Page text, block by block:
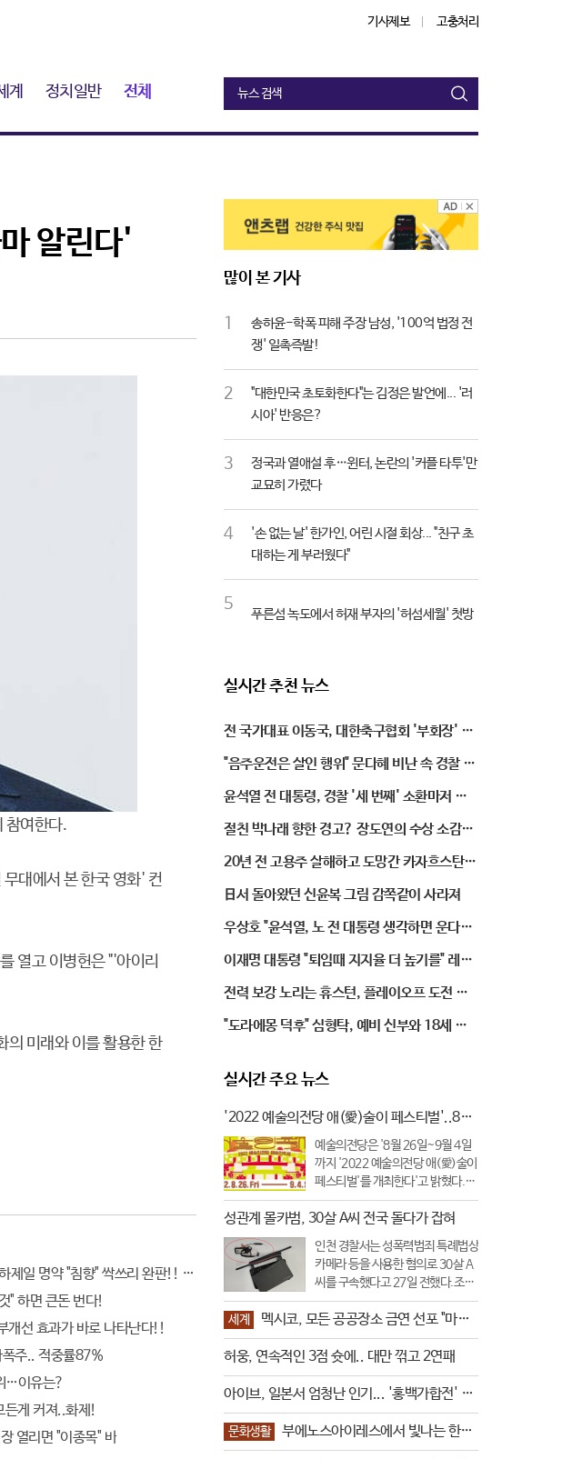
기사제보 고충처리
검
계 정치일반 전체
알린다'
참여한다.
대에서 본 한국 영화' 컨
열고 이병헌은 "'아이리
미래와 이를 활용한 한
제일 명약 "침향" 싹쓰리 완판!! 왜 난리났나 봤더니..경악!
" 하면 큰돈 번다!
개선 효과가 바로 나타난다!!
폭주.. 적중률87%
…이유는?
든게 커져..화제!
열리면 "이종목" 바
많이 본 기사
1
송하윤-학폭 피해 주장 남성, '100억 법정 전
쟁' 일촉즉발!
2
"대한민국 초토화한다"는 김정은 발언에... '러
시아' 반응은?
3
정국과 열애설 후…윈터, 논란의 '커플 타투'만
교묘히 가렸다
4
'손 없는 날' 한가인, 어린 시절 회상... "친구 초
대하는 게 부러웠다"
5
푸른섬 녹도에서 허재 부자의 '허섬세월' 첫방
실시간 추천 뉴스
전 국가대표 이동국, 대한축구협회 '부회장' 선
임
"음주운전은 살인 행위" 문다혜 비난 속 경찰 소
환 예정
윤석열 전 대통령, 경찰 '세 번째' 소환마저 뭉
개버려.."결국 수갑 채우나"
절친 박나래 향한 경고? 장도연의 수상 소감이
섬뜩한 이유
20년 전 고용주 살해하고 도망간 카자흐스탄인
구속기소 "끝까지 잡는다"
日서 돌아왔던 신윤복 그림 감쪽같이 사라져
우상호 "윤석열, 노 전 대통령 생각하면 운다는
건 거짓말"
이재명 대통령 "퇴임때 지지율 더 높기를" 레벨
업 예고!
전력 보강 노리는 휴스턴, 플레이오프 도전 목
표
"도라에몽 덕후" 심형탁, 예비 신부와 18세 차
실시간 주요 뉴스
'2022 예술의전당 애(愛)술이 페스티벌'..8월
26일~9월 4일
예술의전당은 '8월 26일~9월 4일
까지 '2022 예술의전당 애(愛)술이
페스티벌'를 개최한다'고 밝혔다.이
번 축제 기획은 예술에 대한 장벽을
느끼는 관객들이 극장 밖에서도 부
담 없이 즐길 수 있는 축제를 콘셉트
로 기획됐다.축제 기간 동안 개최되
는 모든 공연과 상영은 무료이다.총
10일간 예술의전당 야외광장 곳곳
성관계 몰카범, 30살 A씨 전국 돌다가 잡혀
인천 경찰서는 성폭력범죄 특례법상
카메라 등을 사용한 혐의로 30살 A
씨를 구속했다고 27일 전했다.조사
결과 A 씨는 숙박업소의 인터넷 공
유기로 위장한 카메라를 설치해 몰
래 촬영한 것으로 드러났다.A 씨는
전국을 돌며 투숙객 수백 명을 촬영
했으며 인천의 한 호텔 직원이 객실
청소 중 위장 카메라를 발견하고 경
찰에 신고
세계
멕시코, 모든 공공장소 금연 선포 "마트
서 담배 진열도 안돼"
허웅, 연속적인 3점 슛에.. 대만 꺾고 2연패
아이브, 일본서 엄청난 인기... '홍백가합전' 출
연 확정!
문화생활
부에노스아이레스에서 빛나는 한국
의 예술과 아름다움